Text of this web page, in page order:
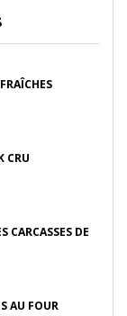
CRU
CARCASSES DE
AU FOUR